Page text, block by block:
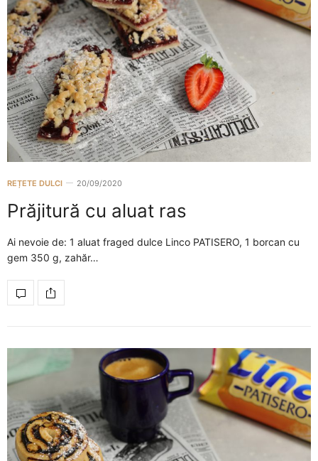
REȚETE DULCI 20/09/2020
Prăjitură cu aluat ras
Ai nevoie de: 1 aluat fraged dulce Linco PATISERO, 1 borcan cu
gem 350 g, zahăr…